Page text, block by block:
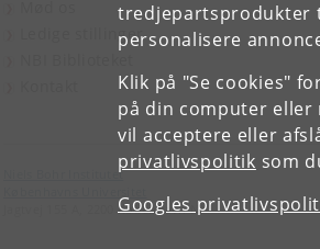
tredjepartsprodukter
personalisere
Klik på "Se cookies"
på din computer eller
vil acceptere eller
privatlivspolitik som
Googles
Ledige stillinger
Niels Bohr Institutet
Jagtvej 155 A, 2200 København N.